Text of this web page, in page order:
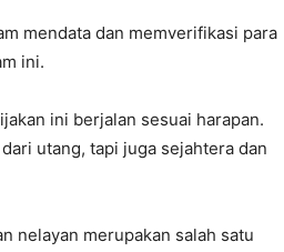
mendata dan memverifikasi para
ini.
ini berjalan sesuai harapan.
utang, tapi juga sejahtera dan
nelayan merupakan salah satu